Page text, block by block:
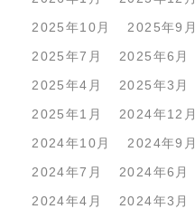
2025年10月
2025年9月
2025年7月
2025年6月
2025年4月
2025年3月
2025年1月
2024年12月
2024年10月
2024年9月
2024年7月
2024年6月
2024年4月
2024年3月